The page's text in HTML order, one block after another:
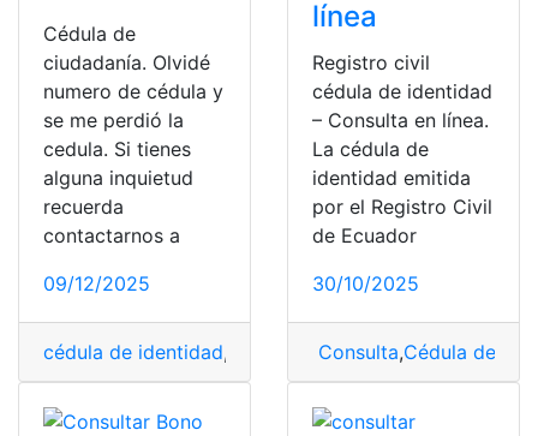
Cédula de
ciudadanía. Olvidé
numero de cédula y
se me perdió la
cedula. Si tienes
alguna inquietud
recuerda
contactarnos a
09/12/2025
cédula de identidad, Ecuatorianos,Plataforma,
línea
Registro civil
cédula de identidad
– Consulta en línea.
La cédula de
identidad emitida
por el Registro Civil
de Ecuador
30/10/2025
Consulta,Cédula de